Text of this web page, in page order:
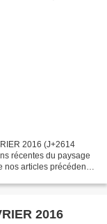
2016 (J+2614
récentes du paysage
nos articles précédents
2016